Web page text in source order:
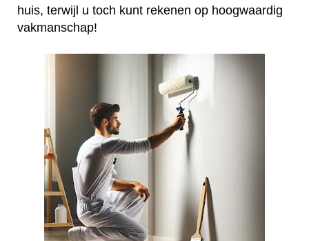
huis, terwijl u toch kunt rekenen op hoogwaardig
vakmanschap!